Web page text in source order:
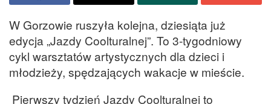
W Gorzowie ruszyła kolejna, dziesiąta już
edycja „Jazdy Coolturalnej”. To 3-tygodniowy
cykl warsztatów artystycznych dla dzieci i
młodzieży, spędzających wakacje w mieście.
Pierwszy tydzień Jazdy Coolturalnej to